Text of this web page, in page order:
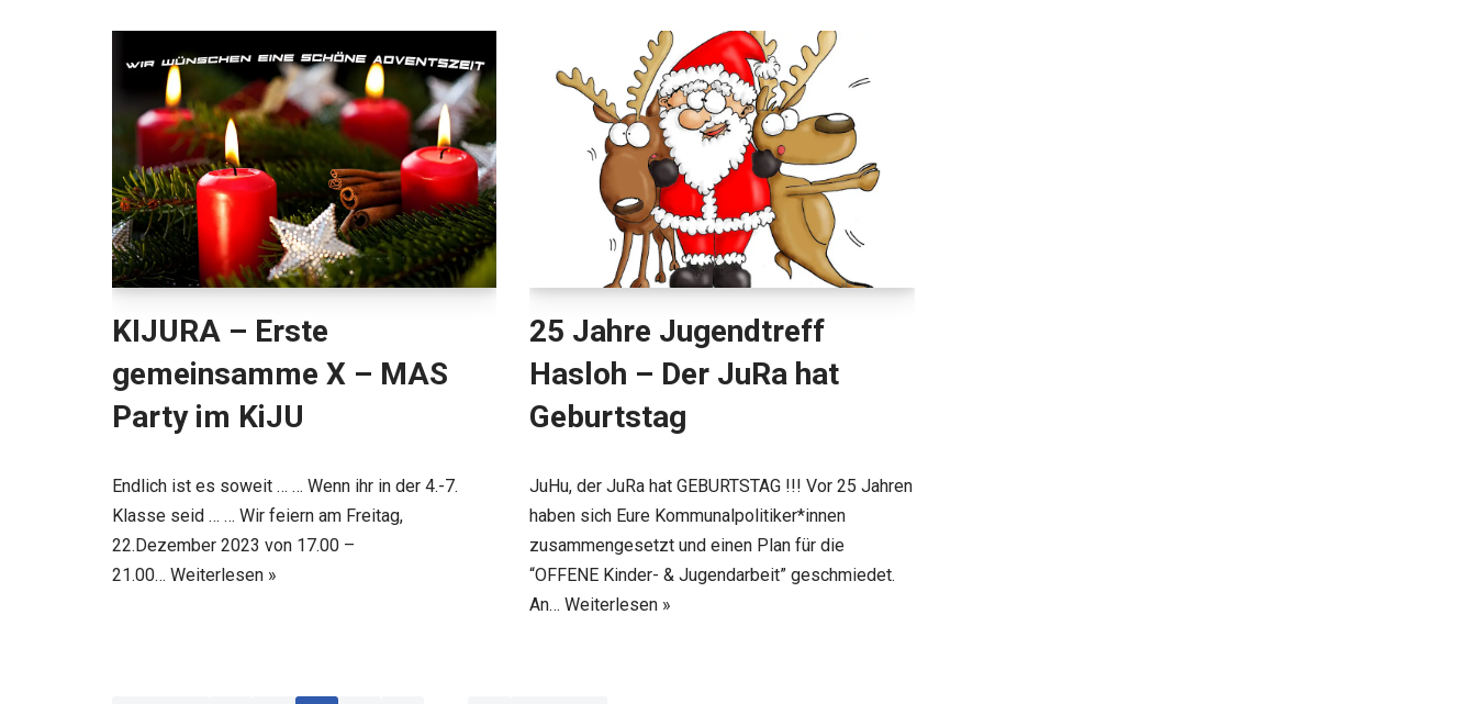
KIJURA – Erste
gemeinsamme X – MAS
Party im KiJU
Endlich ist es soweit … … Wenn ihr in der 4.-7.
Klasse seid … … Wir feiern am Freitag,
22.Dezember 2023 von 17.00 –
21.00… Weiterlesen »
25 Jahre Jugendtreff
Hasloh – Der JuRa hat
Geburtstag
JuHu, der JuRa hat GEBURTSTAG !!! Vor 25 Jahren
haben sich Eure Kommunalpolitiker*innen
zusammengesetzt und einen Plan für die
“OFFENE Kinder- & Jugendarbeit” geschmiedet.
An…Weiterlesen »